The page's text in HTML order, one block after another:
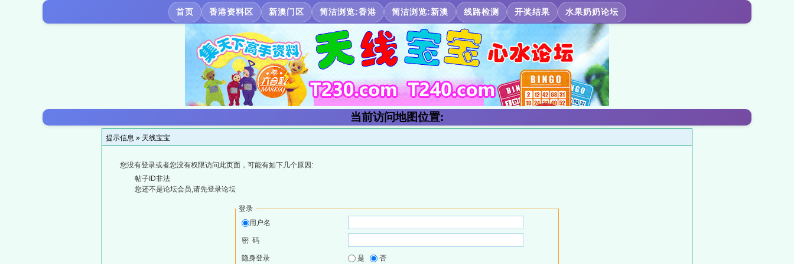
首页 香港资料区 新澳门区 简洁浏览:香港 简洁浏览:新澳 线路检测 开奖结果 水果奶奶论坛
当前访问地图位置:
提示信息 » 天线宝宝
您没有登录或者您没有权限访问此页面，可能有如下几个原因:
帖子ID非法
您还不是论坛会员,请先登录论坛
登录
用户名
密 码
隐身登录 是 否